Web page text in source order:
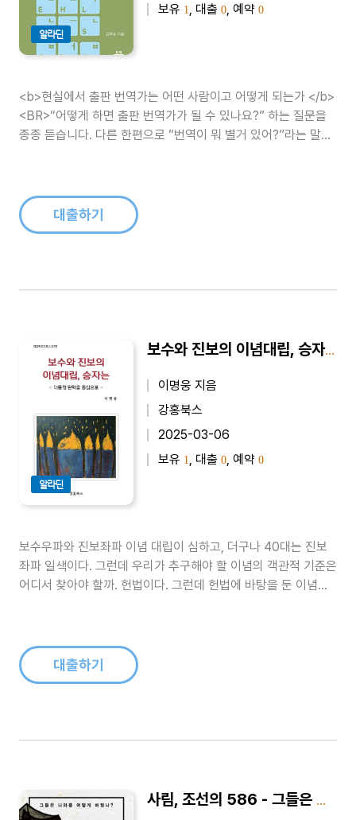
알라딘
보유 1 , 대출 0 , 예약 0
<b>현실에서 출판 번역가는 어떤 사람이고 어떻게 되는가 </b>
<BR>“어떻게 하면 출판 번역가가 될 수 있나요?” 하는 질문을
종종 듣습니다. 다른 한편으로 “번역이 뭐 별거 있어?”라는 말도
대출하기
알라딘
보수와 진보의 이념대립, 승자는 - 대통령 탄핵을 중심으로
이명웅 지음
강홍북스
2025-03-06
보유 1 , 대출 0 , 예약 0
보수우파와 진보좌파 이념 대립이 심하고, 더구나 40대는 진보
좌파 일색이다. 그런데 우리가 추구해야 할 이념의 객관적 기준은
어디서 찾아야 할까. 헌법이다. 그런데 헌법에 바탕을 둔 이념적
한 것은 납득하기 어..
대출하기
사림, 조선의 586 - 그들은 나라를 어떻게 바꿨나?